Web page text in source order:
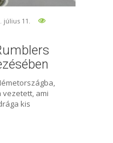
július 11.
ami
kis